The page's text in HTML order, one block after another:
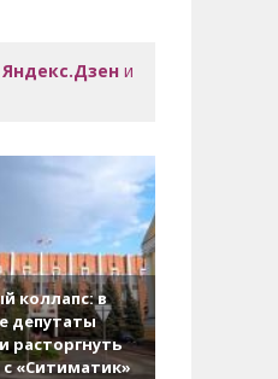
Яндекс.Дзен и
коллапс: в
депутаты
расторгнуть
«Ситиматик»